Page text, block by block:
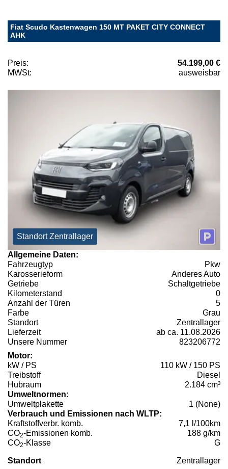
Fiat Scudo Kastenwagen 150 MT PAKET CITY CONNECT
AHK
Preis:
54.199,00 €
MWSt:
ausweisbar
Standort Zentrallager
Allgemeine Daten:
Fahrzeugtyp
Pkw
Karosserieform
Anderes Auto
Getriebe
Schaltgetriebe
Kilometerstand
0
Anzahl der Türen
5
Farbe
Grau
Standort
Zentrallager
Lieferzeit
ab ca. 11.08.2026
Unsere Nummer
823206772
Motor:
kW / PS
110 kW / 150 PS
Treibstoff
Diesel
Hubraum
2.184 cm³
Umweltnormen:
Umweltplakette
1 (None)
Verbrauch und Emissionen nach WLTP:
Kraftstoffverbr. komb.
7,1 l/100km
CO2-Emissionen komb.
188 g/km
CO2-Klasse G
Standort Zentrallager